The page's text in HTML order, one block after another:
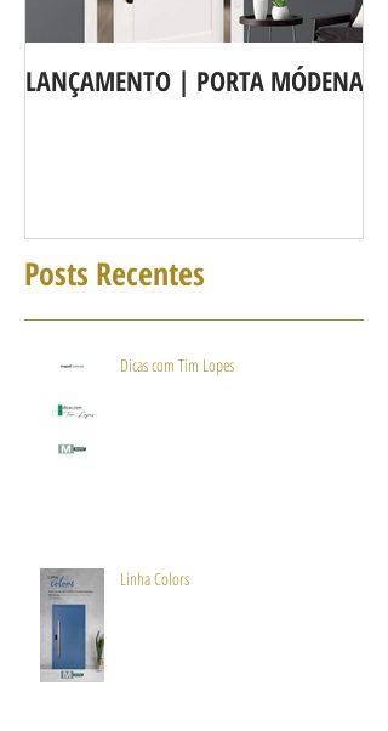
LANÇAMENTO | PORTA MÓDENA
Posts Recentes
Dicas com Tim Lopes
Linha Colors